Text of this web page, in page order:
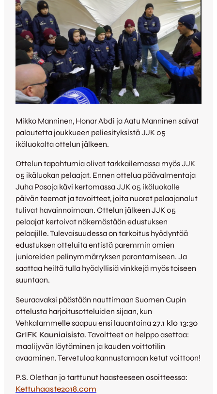
Mikko Manninen, Honar Abdi ja Aatu Manninen saivat
palautetta joukkueen peliesityksistä JJK 05
ikäluokalta ottelun jälkeen.
Ottelun tapahtumia olivat tarkkailemassa myös JJK
05 ikäluokan pelaajat. Ennen ottelua päävalmentaja
Juha Pasoja kävi kertomassa JJK 05 ikäluokalle
päivän teemat ja tavoitteet, joita nuoret pelaajanalut
tulivat havainnoimaan. Ottelun jälkeen JJK 05
pelaajat kertoivat näkemästään edustuksen
pelaajille. Tulevaisuudessa on tarkoitus hyödyntää
edustuksen otteluita entistä paremmin omien
junioreiden pelinymmärryksen parantamiseen. Ja
saattaa heiltä tulla hyödyllisiä vinkkejä myös toiseen
suuntaan.
Seuraavaksi päästään nauttimaan Suomen Cupin
ottelusta harjoitusotteluiden sijaan, kun
Vehkalammelle saapuu ensi lauantaina27.1 klo 13:30
GrIFK Kauniaisista. Tavoitteet on helppo asettaa:
maalijyvän löytäminen ja kauden voittotilin
avaaminen. Tervetuloa kannustamaan ketut voittoon!
P.S. Olethan jo tarttunut haasteeseen osoitteessa:
Kettuhaaste2018.com